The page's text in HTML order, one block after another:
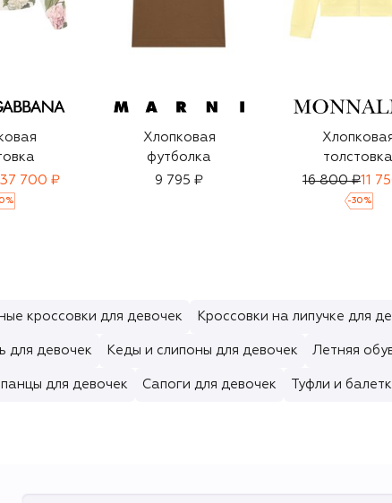
37 700 ₽
%
Хлопковая
футболка
9 795 ₽
толстовка
16 800 ₽11
-30 %
кроссовки для девочек Кроссовки на липучке для
для девочек Кеды и слипоны для девочек Летняя
для девочек Сапоги для девочек Туфли и